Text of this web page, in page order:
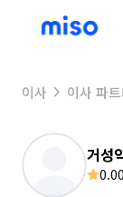
이사 이사 파
거성
0.00